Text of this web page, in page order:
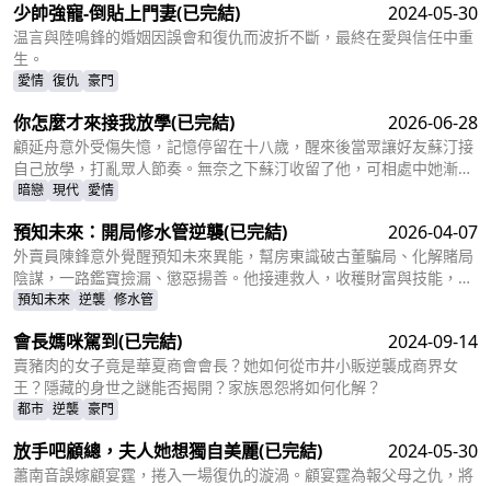
少帥強寵-倒貼上門妻(已完結) 2024-05-30
温言與陸鳴鋒的婚姻因誤會和復仇而波折不斷，最終在愛與信任中重
生。
愛情 復仇 豪門
你怎麼才來接我放學(已完結) 2026-06-28
顧延舟意外受傷失憶，記憶停留在十八歲，醒來後當眾讓好友蘇汀接
自己放學，打亂眾人節奏。無奈之下蘇汀收留了他，可相處中她漸漸
察覺異樣，這位“少年”行事縝密、氣場強大，處處刻意親近自己。隨
借失憶偽裝，只為打破多年好友的界限。一本塵封速寫本揭開七年雙
向暗戀，兩人卸下所有偽裝與膽怯，正視心意，跨越朋友的距離走到
一起。
暗戀 現代 愛情
預知未來：開局修水管逆襲(已完結) 2026-04-07
外賣員陳鋒意外覺醒預知未來異能，幫房東識破古董騙局、化解賭局
陰謀，一路鑑寶撿漏、懲惡揚善。他接連救人，收穫財富與技能，卻
因得罪王家招致瘋狂報復，孤兒院與親人深陷危機。陳鋒憑藉異能與
住所愛?
預知未來 逆襲 修水管
會長媽咪駕到(已完結) 2024-09-14
賣豬肉的女子竟是華夏商會會長？她如何從市井小販逆襲成商界女
王？隱藏的身世之謎能否揭開？家族恩怨將如何化解？
都市 逆襲 豪門
放手吧顧總，夫人她想獨自美麗(已完結) 2024-05-30
蕭南音誤嫁顧宴霆，捲入一場復仇的漩渦。顧宴霆為報父母之仇，將